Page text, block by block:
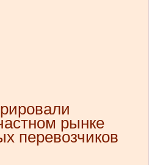
рынке
перевозчиков